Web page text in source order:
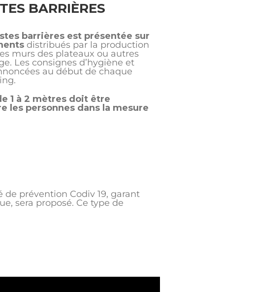
BARRIÈRES
barrières est présentée sur
distribués par la production
murs des plateaux ou autres
Les consignes d’hygiène et
au début de chaque
1 à 2 mètres doit être
les personnes dans la mesure
prévention Codiv 19, garant
sera proposé. Ce type de